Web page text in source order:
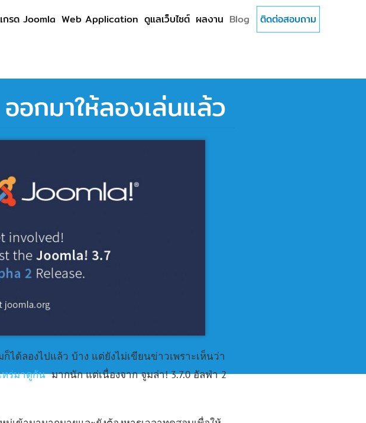
กรด Joomla Web Application ดูแลเว็บไซต์ ผลงาน Blog ติดต่อสอบถาม
อกมาให้ลองเล่นแล้ว
ก็ได้ลองไปแล้ว บ้าง แต่ยังไม่เขียนข่าวเพราะเห็นว่า
หร่มาดูกันมากนัก แต่เนื่องจาก จูมล่า! 3.7.0 อัลฟ่า 2